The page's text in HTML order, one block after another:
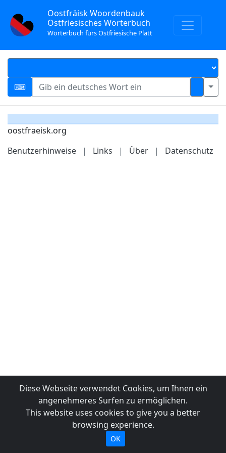
Oostfräisk Woordenbauk
Ostfriesisches Wörterbuch
Wörterbuch fürs Ostfriesische Platt
oostfraeisk.org
Benutzerhinweise
| Links | Über | Datenschutz
Diese Webseite verwendet Cookies, um Ihnen ein
angenehmeres Surfen zu ermöglichen.
This website uses cookies to give you a better
browsing experience.
OK